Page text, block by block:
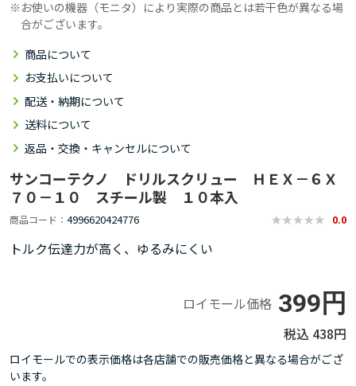
お使いの機器（モニタ）により実際の商品とは若干色が異なる場
合がございます。
商品について
お支払いについて
配送・納期について
送料について
返品・交換・キャンセルについて
サンコーテクノ ドリルスクリュー ＨＥＸ－６Ｘ
７０－１０ スチール製 １０本入
商品コード 4996620424776 0.0
トルク伝達力が高く、ゆるみにくい
ロイモール価格 399円
438円
ロイモールでの表示価格は各店舗での販売価格と異なる場合がござ
います。